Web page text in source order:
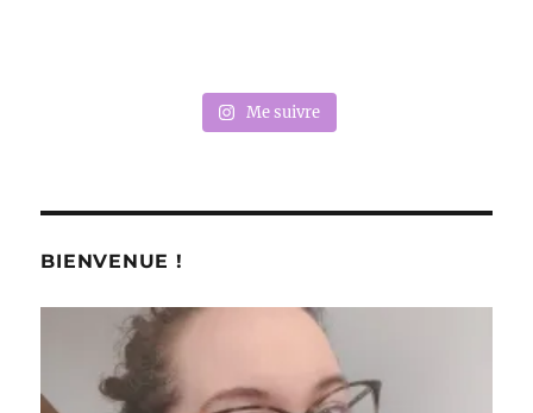
Me suivre
BIENVENUE !